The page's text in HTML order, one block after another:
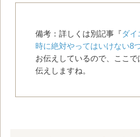
備考：詳しくは別記事『ダイ
時に絶対やってはいけない8
お伝えしているので、ここで
伝えしますね。